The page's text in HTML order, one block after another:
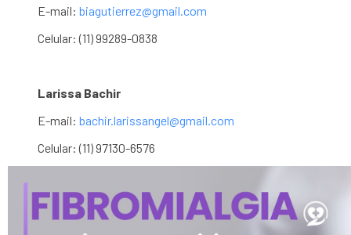
E-mail:biagutierrez@gmail.com
Celular: (11) 99289-0838
Larissa Bachir
E-mail: bachir.larissangel@gmail.com
Celular: (11) 97130-6576